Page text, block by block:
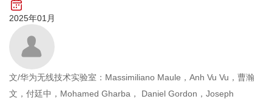
2025年01月
文/华为无线技术实验室：Massimiliano Maule，Anh Vu Vu，曹瀚
文，付廷中，Mohamed Gharba， Daniel Gordon，Joseph